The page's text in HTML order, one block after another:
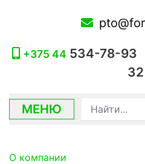
+375 44 534-78-93
32
МЕНЮ
О компании